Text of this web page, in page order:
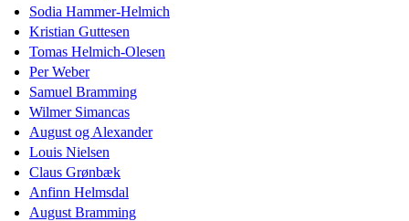
Sodia Hammer-Helmich
Kristian Guttesen
Tomas Helmich-Olesen
Per Weber
Samuel Bramming
Wilmer Simancas
August og Alexander
Louis Nielsen
Claus Grønbæk
Anfinn Helmsdal
August Bramming